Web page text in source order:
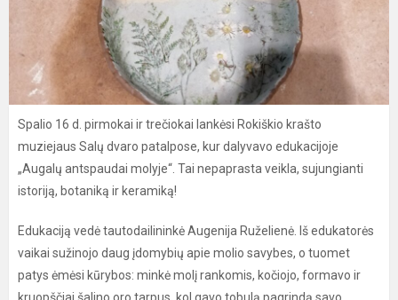
Spalio 16 d. pirmokai ir trečiokai lankėsi Rokiškio krašto
muziejaus Salų dvaro patalpose, kur dalyvavo edukacijoje
„Augalų antspaudai molyje“. Tai nepaprasta veikla, sujungianti
istoriją, botaniką ir keramiką!
Edukaciją vedė tautodailininkė Augenija Ruželienė. Iš edukatorės
vaikai sužinojo daug įdomybių apie molio savybes, o tuomet
patys ėmėsi kūrybos: minkė molį rankomis, kočiojo, formavo ir